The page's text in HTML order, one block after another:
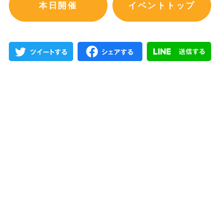
本日開催 イベントトップ